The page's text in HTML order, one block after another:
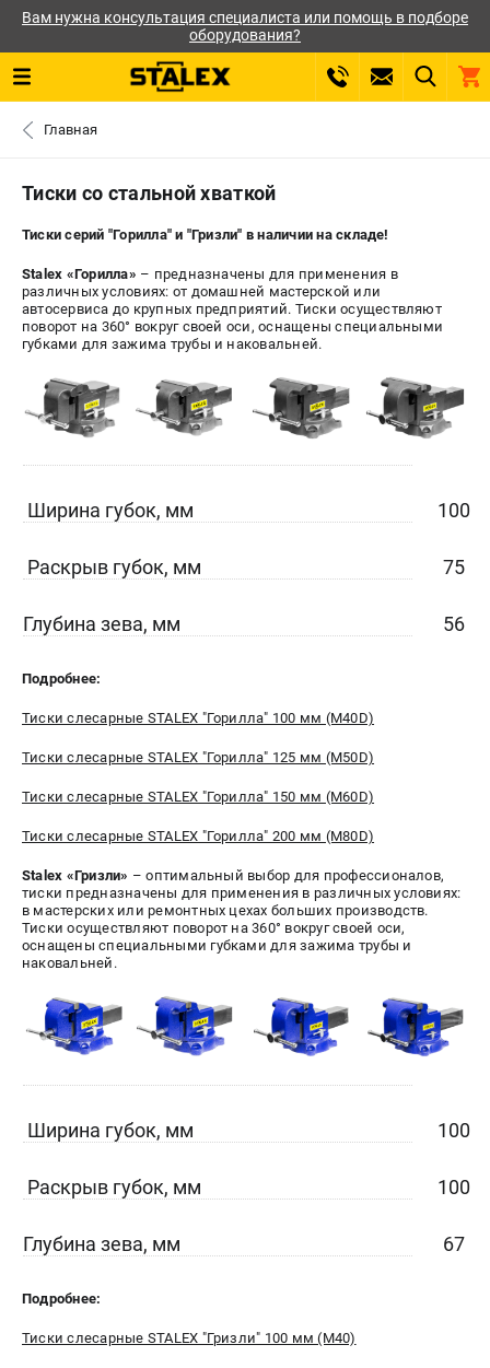
Вам нужна консультация специалиста или помощь в подборе
оборудования?
СЕРВИС
МАГАЗИНЫ
ИЗБРАННОЕ ( 0 )
СРАВНЕНИЕ ( 0 )
КАТАЛОГ
ВХОД ИЛИ РЕГИСТРАЦИЯ
ЗАКАЗАТЬ ЗАПЧАСТЬ
+7 (812) 564-50-74 - ЗАКАЗ ИЗДЕЛИЙ
САНКТ-ПЕТЕРБУРГ
0 ₽
ПОДДЕРЖКА
Сервисиный центр
Гарантия Stalex
ИНФОРМАЦИЯ
О компании
О бренде
Юридическим лицам
Контакты
Доставка
Оплата
Новости
Как выбрать заточной станок?
Арматурогибы ручные и электрические
Токарные станки и их особенности
Главная
Тиски со стальной хваткой
Тиски серий "Горилла" и "Гризли" в наличии на складе!
Stalex «Горилла» – предназначены для применения в
различных условиях: от домашней мастерской или
автосервиса до крупных предприятий. Тиски осуществляют
поворот на 360° вокруг своей оси, оснащены специальными
губками для зажима трубы и наковальней.
Ширина губок, мм 100
Раскрыв губок, мм 75
Глубина зева, мм 56
Подробнее:
Тиски слесарные STALEX "Горилла" 100 мм (M40D)
Тиски слесарные STALEX "Горилла" 125 мм (M50D)
Тиски слесарные STALEX "Горилла" 150 мм (M60D)
Тиски слесарные STALEX "Горилла" 200 мм (M80D)
Stalex «Гризли» – оптимальный выбор для профессионалов,
тиски предназначены для применения в различных условиях:
в мастерских или ремонтных цехах больших производств.
Тиски осуществляют поворот на 360° вокруг своей оси,
оснащены специальными губками для зажима трубы и
наковальней.
Ширина губок, мм 100
Раскрыв губок, мм 100
Глубина зева, мм 67
Подробнее:
Тиски слесарные STALEX "Гризли" 100 мм (M40)